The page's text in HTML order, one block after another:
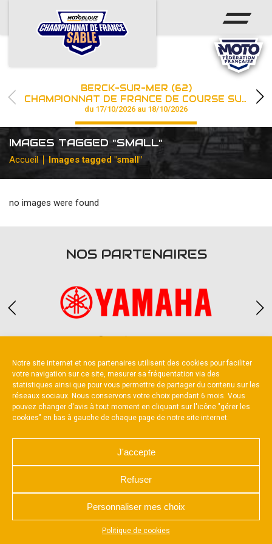
Notre site internet et nos partenaires utilisent des cookies pour faciliter
votre navigation sur ce site, mesurer sa fréquentation via des
statistiques ainsi que pour vous permettre de partager du contenu sur les
réseaux sociaux. Nous conservons votre choix pendant 6 mois. Vous
pouvez changer d'avis à tout moment en cliquant sur l'icône "gérer les
cookies" en bas à gauche de chaque page de notre site internet.
J'accepte
Refuser
Personnaliser mes choix
Politique de cookies
Appuyez sur le bouton partager en bas de votre
ACCUEIL
ACTUS
CHAMPIONNAT
RÉSULTATS
PHOTOS / WEB TV
PARTENAIRES
BERCK-SUR-MER (62)
CHAMPIONNAT DE FRANCE DE COURSE SUR SABLE
du 17/10/2026 au 18/10/2026
IMAGES TAGGED "SMALL"
Accueil Images tagged "small"
no images were found
NOS PARTENAIRES
Partenaire constructeur
NOUS CONTACTER
MENTIONS LÉGALES
POLITIQUE D’UTILISATION DES COOKIES
RÉALISÉ PAR L’AGENCE WEB A3 WEB